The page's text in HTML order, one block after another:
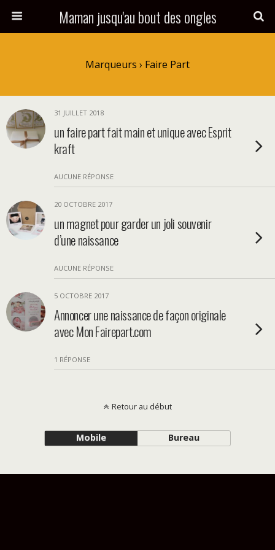
Maman jusqu'au bout des ongles
Marqueurs › Faire Part
31 JUILLET 2018
un faire part fait main et unique avec Esprit
kraft
AUCUNE RÉPONSE
20 OCTOBRE 2017
un magnet pour garder un joli souvenir
d’une naissance
AUCUNE RÉPONSE
5 OCTOBRE 2017
Annoncer une naissance de façon originale
avec Mon Fairepart.com
1 RÉPONSE
Retour au début
Mobile Bureau